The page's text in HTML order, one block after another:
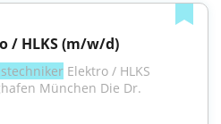
/ HLKS (m/w/d)
Elektro / HLKS
München Die Dr.